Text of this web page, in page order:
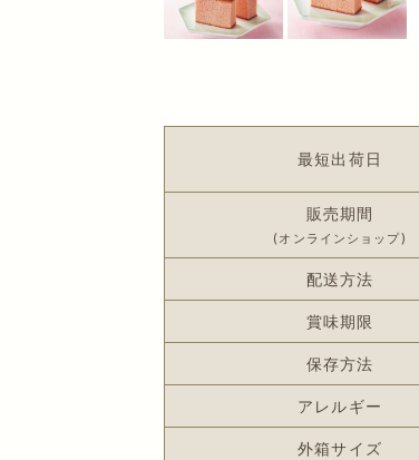
最短出荷日
販売期間
(オンラインショップ)
配送方法
賞味期限
保存方法
アレルギー
外箱サイズ